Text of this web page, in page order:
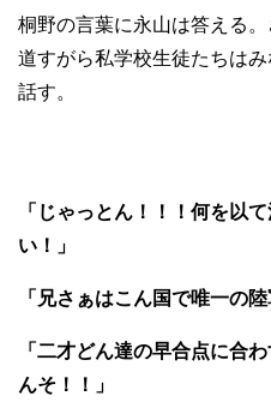
桐野の言葉に永山は答える
道すがら私学校生徒たちは
話す。
「じゃっとん！！！何を以
い！」
「兄さぁはこん国で唯一の
「二才どん達の早合点に合
んそ！！」